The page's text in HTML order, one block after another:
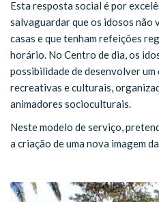
Esta resposta social é por
salvaguardar que os idosos não
casas e que tenham refeições
horário. No Centro de dia, os
possibilidade de desenvolver
recreativas e culturais,
animadores socioculturais.
Neste modelo de serviço,
a criação de uma nova imagem